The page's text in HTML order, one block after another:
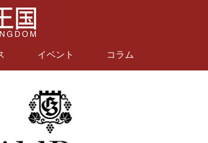
イベント コラム